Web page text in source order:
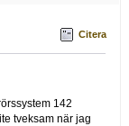
Citera
142
tveksam när jag